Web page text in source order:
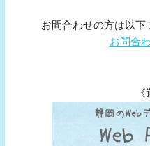
お問合わせの方は以
お問合